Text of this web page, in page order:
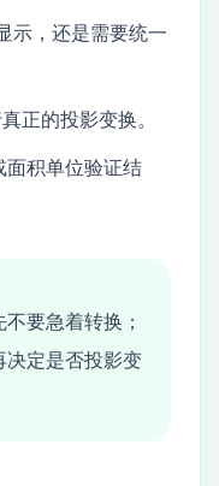
示，还是需要统一
正的投影变换。
面积单位验证结
要急着转换；
决定是否投影变